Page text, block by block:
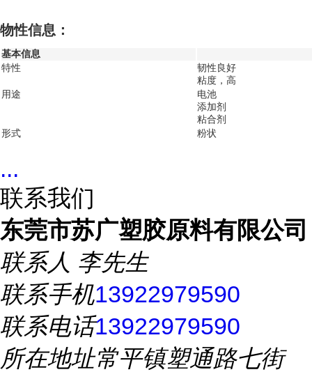
物性信息：
基本信息
特性
韧性良好
粘度，高
用途
电池
添加剂
粘合剂
形式
粉状
...
联系我们
东莞市苏广塑胶原料有限公司
联系人 李先生
联系手机13922979590
联系电话13922979590
所在地址常平镇塑通路七街